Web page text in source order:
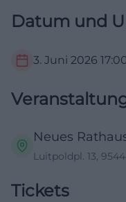
Datum und
3. Juni 2026
Neues
Luitpoldpl. 13,
Tickets